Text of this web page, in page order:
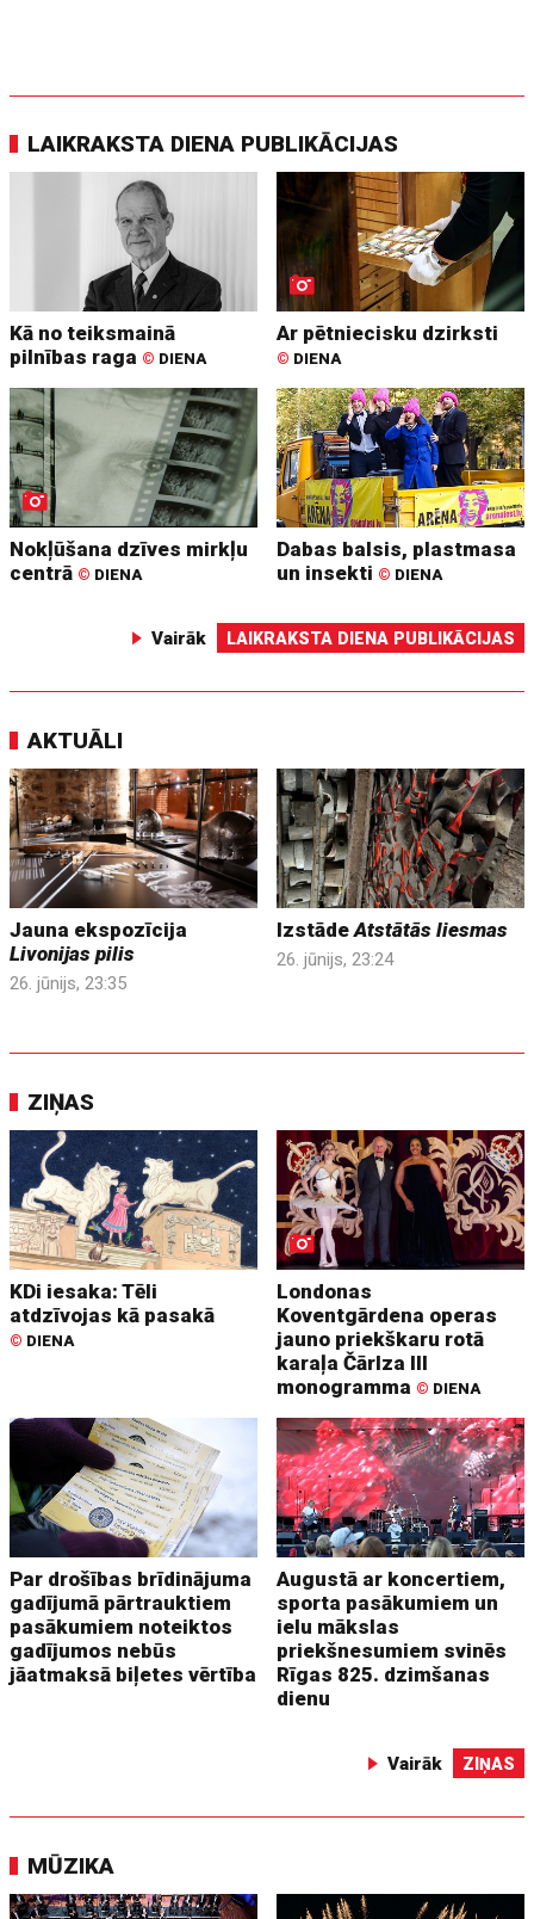
LAIKRAKSTA DIENA PUBLIKĀCIJAS
Kā no teiksmainā
pilnības raga © DIENA
Ar pētniecisku dzirksti
© DIENA
Nokļūšana dzīves mirkļu
centrā © DIENA
Dabas balsis, plastmasa
un insekti © DIENA
Vairāk LAIKRAKSTA DIENA PUBLIKĀCIJAS
AKTUĀLI
Jauna ekspozīcija
Livonijas pilis
26. jūnijs, 23:35
IzstādeAtstātās liesmas
26. jūnijs, 23:24
ZIŅAS
KDi iesaka: Tēli
atdzīvojas kā pasakā
© DIENA
Londonas
Koventgārdena operas
jauno priekškaru rotā
karaļa Čārlza III
monogramma © DIENA
Par drošības brīdinājuma
gadījumā pārtrauktiem
pasākumiem noteiktos
gadījumos nebūs
jāatmaksā biļetes vērtība
Augustā ar koncertiem,
sporta pasākumiem un
ielu mākslas
priekšnesumiem svinēs
Rīgas 825. dzimšanas
dienu
Vairāk ZIŅAS
MŪZIKA